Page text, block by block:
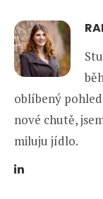
oblíbený
nové chutě,
miluju jídlo.